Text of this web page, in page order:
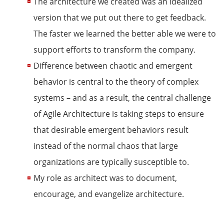
version that we put out there to get feedback.
The faster we learned the better able we were to
support efforts to transform the company.
Difference between chaotic and emergent
behavior is central to the theory of complex
systems – and as a result, the central challenge
of Agile Architecture is taking steps to ensure
that desirable emergent behaviors result
instead of the normal chaos that large
organizations are typically susceptible to.
My role as architect was to document,
encourage, and evangelize architecture.